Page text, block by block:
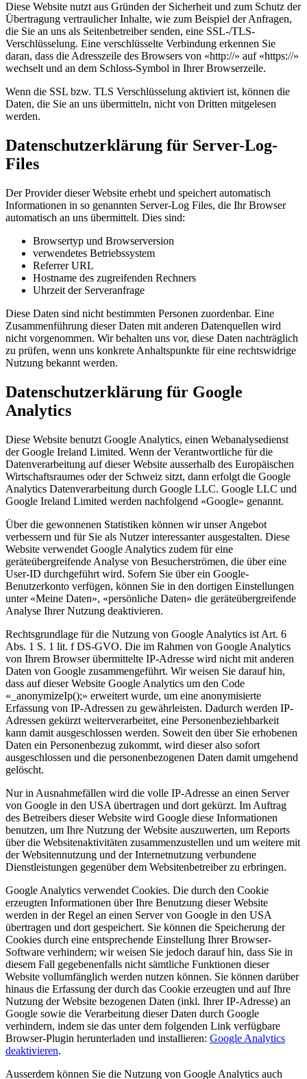
Diese Website nutzt aus Gründen der Sicherheit und zum Schutz der
Übertragung vertraulicher Inhalte, wie zum Beispiel der Anfragen,
die Sie an uns als Seitenbetreiber senden, eine SSL-/TLS-
Verschlüsselung. Eine verschlüsselte Verbindung erkennen Sie
daran, dass die Adresszeile des Browsers von «http://» auf «https://»
wechselt und an dem Schloss-Symbol in Ihrer Browserzeile.
Wenn die SSL bzw. TLS Verschlüsselung aktiviert ist, können die
Daten, die Sie an uns übermitteln, nicht von Dritten mitgelesen
werden.
Datenschutzerklärung für Server-Log-
Files
Der Provider dieser Website erhebt und speichert automatisch
Informationen in so genannten Server-Log Files, die Ihr Browser
automatisch an uns übermittelt. Dies sind:
Browsertyp und Browserversion
verwendetes Betriebssystem
Referrer URL
Hostname des zugreifenden Rechners
Uhrzeit der Serveranfrage
Diese Daten sind nicht bestimmten Personen zuordenbar. Eine
Zusammenführung dieser Daten mit anderen Datenquellen wird
nicht vorgenommen. Wir behalten uns vor, diese Daten nachträglich
zu prüfen, wenn uns konkrete Anhaltspunkte für eine rechtswidrige
Nutzung bekannt werden.
Datenschutzerklärung für Google
Analytics
Diese Website benutzt Google Analytics, einen Webanalysedienst
der Google Ireland Limited. Wenn der Verantwortliche für die
Datenverarbeitung auf dieser Website ausserhalb des Europäischen
Wirtschaftsraumes oder der Schweiz sitzt, dann erfolgt die Google
Analytics Datenverarbeitung durch Google LLC. Google LLC und
Google Ireland Limited werden nachfolgend «Google» genannt.
Über die gewonnenen Statistiken können wir unser Angebot
verbessern und für Sie als Nutzer interessanter ausgestalten. Diese
Website verwendet Google Analytics zudem für eine
geräteübergreifende Analyse von Besucherströmen, die über eine
User-ID durchgeführt wird. Sofern Sie über ein Google-
Benutzerkonto verfügen, können Sie in den dortigen Einstellungen
unter «Meine Daten», «persönliche Daten» die geräteübergreifende
Analyse Ihrer Nutzung deaktivieren.
Rechtsgrundlage für die Nutzung von Google Analytics ist Art. 6
Abs. 1 S. 1 lit. f DS-GVO. Die im Rahmen von Google Analytics
von Ihrem Browser übermittelte IP-Adresse wird nicht mit anderen
Daten von Google zusammengeführt. Wir weisen Sie darauf hin,
dass auf dieser Website Google Analytics um den Code
«_anonymizeIp();» erweitert wurde, um eine anonymisierte
Erfassung von IP-Adressen zu gewährleisten. Dadurch werden IP-
Adressen gekürzt weiterverarbeitet, eine Personenbeziehbarkeit
kann damit ausgeschlossen werden. Soweit den über Sie erhobenen
Daten ein Personenbezug zukommt, wird dieser also sofort
ausgeschlossen und die personenbezogenen Daten damit umgehend
gelöscht.
Nur in Ausnahmefällen wird die volle IP-Adresse an einen Server
von Google in den USA übertragen und dort gekürzt. Im Auftrag
des Betreibers dieser Website wird Google diese Informationen
benutzen, um Ihre Nutzung der Website auszuwerten, um Reports
über die Websitenaktivitäten zusammenzustellen und um weitere mit
der Websitennutzung und der Internetnutzung verbundene
Dienstleistungen gegenüber dem Websitenbetreiber zu erbringen.
Google Analytics verwendet Cookies. Die durch den Cookie
erzeugten Informationen über Ihre Benutzung dieser Website
werden in der Regel an einen Server von Google in den USA
übertragen und dort gespeichert. Sie können die Speicherung der
Cookies durch eine entsprechende Einstellung Ihrer Browser-
Software verhindern; wir weisen Sie jedoch darauf hin, dass Sie in
diesem Fall gegebenenfalls nicht sämtliche Funktionen dieser
Website vollumfänglich werden nutzen können. Sie können darüber
hinaus die Erfassung der durch das Cookie erzeugten und auf Ihre
Nutzung der Website bezogenen Daten (inkl. Ihrer IP-Adresse) an
Google sowie die Verarbeitung dieser Daten durch Google
verhindern, indem sie das unter dem folgenden Link verfügbare
Browser-Plugin herunterladen und installieren: Google Analytics
deaktivieren.
Ausserdem können Sie die Nutzung von Google Analytics auch